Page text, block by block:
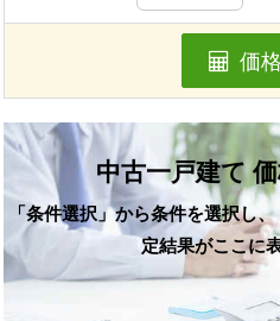
価
中古一戸建て
「条件選択」から条件を選択し
定結果がここに